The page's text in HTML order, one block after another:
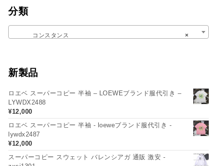
分類
×
コンスタンス
新製品
ロエベ スーパーコピー 半袖 – LOEWEブランド服代引き –
LYWDX2488
¥12,000
ロエベ スーパーコピー 半袖 - loeweブランド服代引き -
lywdx2487
¥12,000
スーパーコピー スウェット バレンシアガ 通販 激安 -